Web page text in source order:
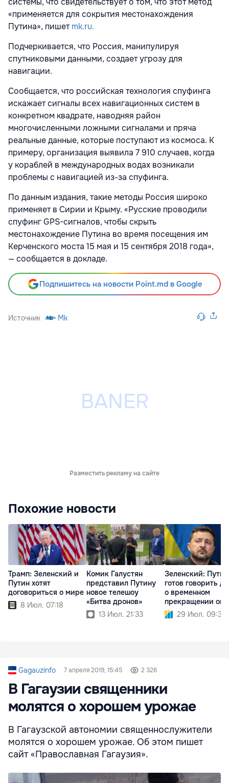
«применяется для сокрытия местонахождения
Путина», пишетmk.ru.
Подчеркивается, что Россия, манипулируя
спутниковыми данными, создает угрозу для
навигации.
Сообщается, что российская технология спуфинга
искажает сигналы всех навигационных систем в
конкретном квадрате, наводняя район
многочисленными ложными сигналами и пряча
реальные данные, которые поступают из космоса. К
примеру, организация выявила 7 910 случаев, когда
у кораблей в международных водах возникали
проблемы с навигацией из-за спуфинга.
По данным издания, такие методы Россия широко
применяет в Сирии и Крыму. «Русские проводили
спуфинг GPS-сигналов, чтобы скрыть
местонахождение Путина во время посещения им
Керченского моста 15 мая и 15 сентября 2018 года»,
— сообщается в докладе.
Подпишитесь на новости Point.md в Google
Источник Mk
Разместить рекламу на сайте
Похожие новости
Трамп: Зеленский и
Путин хотят
договориться о мире
8 Июл. 07:18
Комик Галустян
представил Путину
новое телешоу
«Битва дронов»
13 Июл. 21:33
Зеленский:
готов говорить
о временном
прекращении
29 Июл. 09:32
Gagauzinfo 7 апреля 2019, 15:45 2 326
В Гагаузии священники
молятся о хорошем урожае
В Гагаузской автономии священнослужители
молятся о хорошем урожае. Об этом пишет
сайт «Православная Гагаузия».